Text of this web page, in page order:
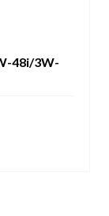
48i/3W-